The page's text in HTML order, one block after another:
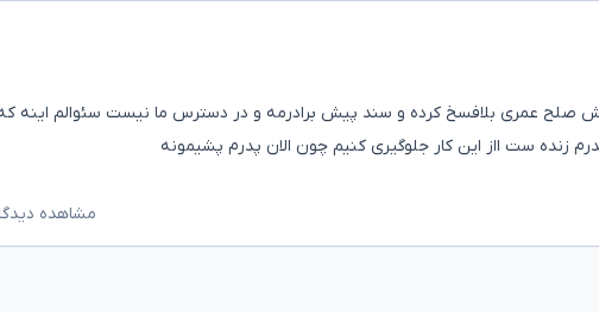
صلح عمری بلافسخ کرده و سند پیش برادرمه و در دسترس ما نیست سئوالم اینه
زنده ست ااز این کار جلوگیری کنیم چون الان پدرم پشیمونه
مشاهده